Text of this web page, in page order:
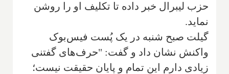
حزب لیبرال خبر داده تا تکلیف او را روشن
نماید.
گیلت صبح شنبه در یک پُست فیس‌بوک
واکنش نشان داد و گفت: "حرف‌های گفتنی
زیادی دارم این تمام و پایان حقیقت نیست؛